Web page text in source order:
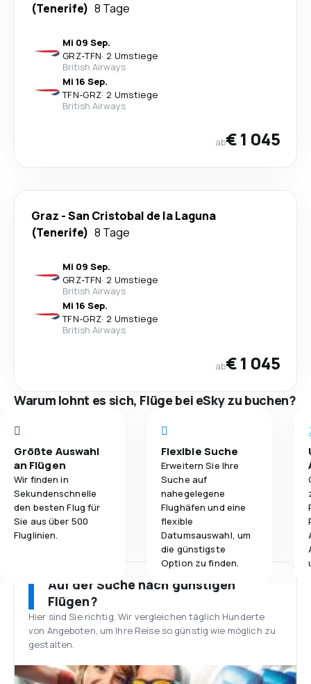
(Tenerife) 8 Tage
Mi 09 Sep.
GRZ-TFN· 2 Umstiege
British Airways
Mi 16 Sep.
TFN-GRZ· 2 Umstiege
British Airways
ab€ 1 045
Graz -San Cristobal de la Laguna
(Tenerife) 8 Tage
Mi 09 Sep.
GRZ-TFN· 2 Umstiege
British Airways
Mi 16 Sep.
TFN-GRZ· 2 Umstiege
British Airways
ab€ 1 045
Warum lohnt es sich, Flüge bei eSky zu buchen?
Größte Auswahl
an Flügen
Wir finden in
Sekundenschnelle
den besten Flug für
Sie aus über 500
Fluglinien.
Flexible Suche
Erweitern Sie Ihre
Suche auf
nahegelegene
Flughäfen und eine
flexible
Datumsauswahl, um
die günstigste
Option zu finden.
Auf der Suche nach günstigen
Flügen?
Hier sind Sie richtig. Wir vergleichen täglich Hunderte
von Angeboten, um Ihre Reise so günstig wie möglich zu
gestalten.